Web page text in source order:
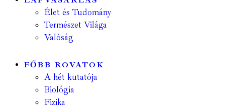
Élet és Tudomány
Természet Világa
Valóság
FŐBB ROVATOK
A hét kutatója
Biológia
Fizika